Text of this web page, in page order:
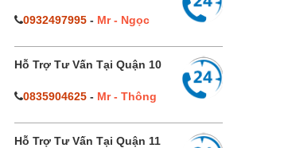
0932497995- Mr - Ngọc
Hỗ Trợ Tư Vấn Tại Quận 10
0835904625- Mr - Thông
Hỗ Trợ Tư Vấn Tại Quận 11